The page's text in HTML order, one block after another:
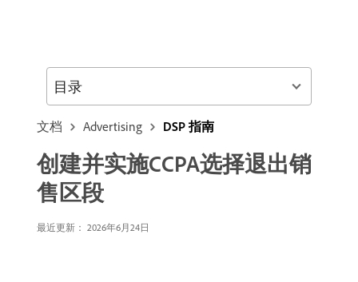
文档 Advertising DSP 指南
创建并实施CCPA选择退出销
售区段
最近更新： 2026年6月24日
目录